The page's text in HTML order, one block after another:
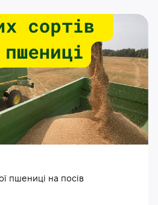
пшениці на посів